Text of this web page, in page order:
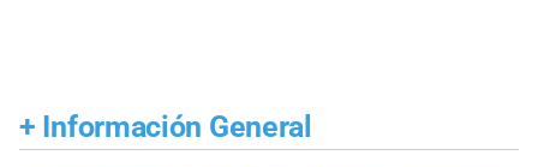
+ Información General